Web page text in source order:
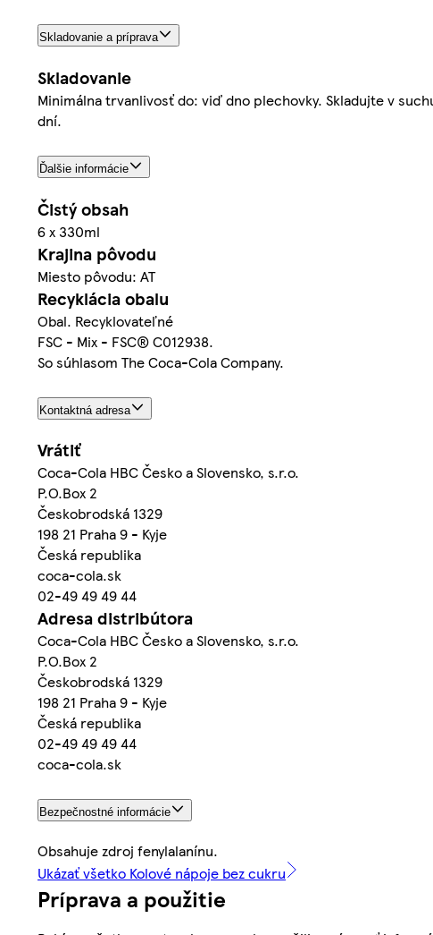
Skladovanie a príprava
Skladovanie
Minimálna trvanlivosť do: viď dno plechovky. Skladujte v
dní.
Ďalšie informácie
Čistý obsah
6 x 330ml
Krajina pôvodu
Miesto pôvodu: AT
Recyklácia obalu
Obal. Recyklovateľné
FSC - Mix - FSC® C012938.
So súhlasom The Coca-Cola Company.
Kontaktná adresa
Vrátiť
Coca-Cola HBC Česko a Slovensko, s.r.o.
P.O.Box 2
Českobrodská 1329
198 21 Praha 9 - Kyje
Česká republika
coca-cola.sk
02-49 49 49 44
Adresa distribútora
Coca-Cola HBC Česko a Slovensko, s.r.o.
P.O.Box 2
Českobrodská 1329
198 21 Praha 9 - Kyje
Česká republika
02-49 49 49 44
coca-cola.sk
Bezpečnostné informácie
Obsahuje zdroj fenylalanínu.
Ukázať všetko Kolové nápoje bez cukru
Príprava a použitie